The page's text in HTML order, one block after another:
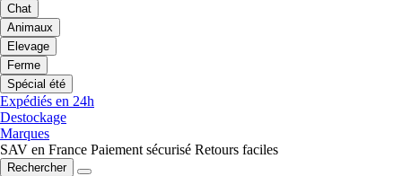
Chat
Animaux
Elevage
Ferme
Spécial été
Expédiés en 24h
Destockage
Marques
SAV en France Paiement sécurisé Retours faciles
Rechercher